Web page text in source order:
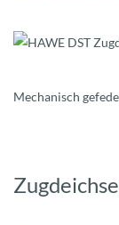
Mechanisch